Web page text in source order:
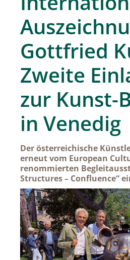
SPREAD Press Days
Achselkuss
Aromapflege Evelyn Deutsch
Brioche und Brösel
Carolina Herrera
DOUGLAS
Dorotheum Galerie
Dorotheum Juwelier
DUFTSTARS / The Fragrance
EHINGER SCHWARZ 1876
Jean Paul Gaultier
Lindt & Sprüngli
Gottfried
Zweite
zur Kunst-
in Venedig
Der österreichische
erneut vom European
renommierten
Structures – Confluence“